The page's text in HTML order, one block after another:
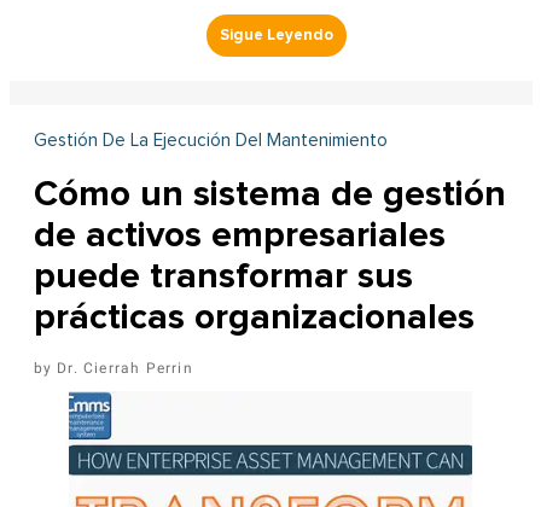
Gestión De La Ejecución Del Mantenimiento
Cómo un sistema de gestión
de activos empresariales
puede transformar sus
prácticas organizacionales
Dr. Cierrah Perrin